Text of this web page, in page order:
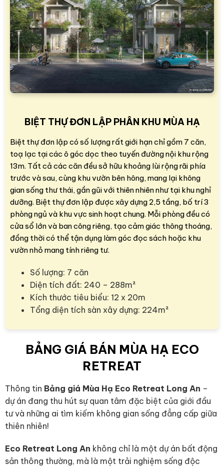
BIỆT THỰ ĐƠN LẬP PHÂN KHU MÙA HẠ
Biệt thự đơn lập có số lượng rất giới hạn chỉ gồm 7 căn,
toạ lạc tại các ô góc dọc theo tuyến đường nội khu rộng
13m. Tất cả các căn đều sở hữu khoảng lùi rộng rãi phía
trước và sau, cùng khu vườn bên hông, mang lại không
gian sống thư thái, gần gũi với thiên nhiên như tại khu nghỉ
dưỡng. Biệt thự đơn lập được xây dựng 2,5 tầng, bố trí 3
phòng ngủ và khu vực sinh hoạt chung. Mỗi phòng đều có
cửa sổ lớn và ban công riêng, tạo cảm giác thông thoáng,
đồng thời có thể tận dụng làm góc đọc sách hoặc khu
vườn nhỏ mang tính riêng tư.
Số lượng: 7 căn
Diện tích đất: 240 – 288m²
Kích thước tiêu biểu: 12 x 20m
Tổng diện tích sàn xây dựng: 224m²
BẢNG GIÁ BÁN MÙA HẠ ECO
RETREAT
Thông tin Bảng giá Mùa Hạ Eco Retreat Long An –
dự án đang thu hút sự quan tâm đặc biệt của giới đầu
tư và những ai tìm kiếm không gian sống đẳng cấp giữa
thiên nhiên!
Eco Retreat Long An không chỉ là một dự án bất động
sản thông thường, mà là một trải nghiệm sống độc